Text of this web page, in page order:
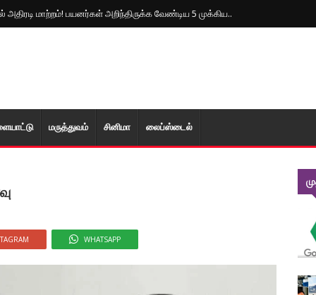
அதிரடி மாற்றம்! பயனர்கள் அறிந்திருக்க வேண்டிய 5 முக்கிய..
மரு‌த்துவ‌ம் சினிமா லைப்ஸ்டைல்
WHATSAPP